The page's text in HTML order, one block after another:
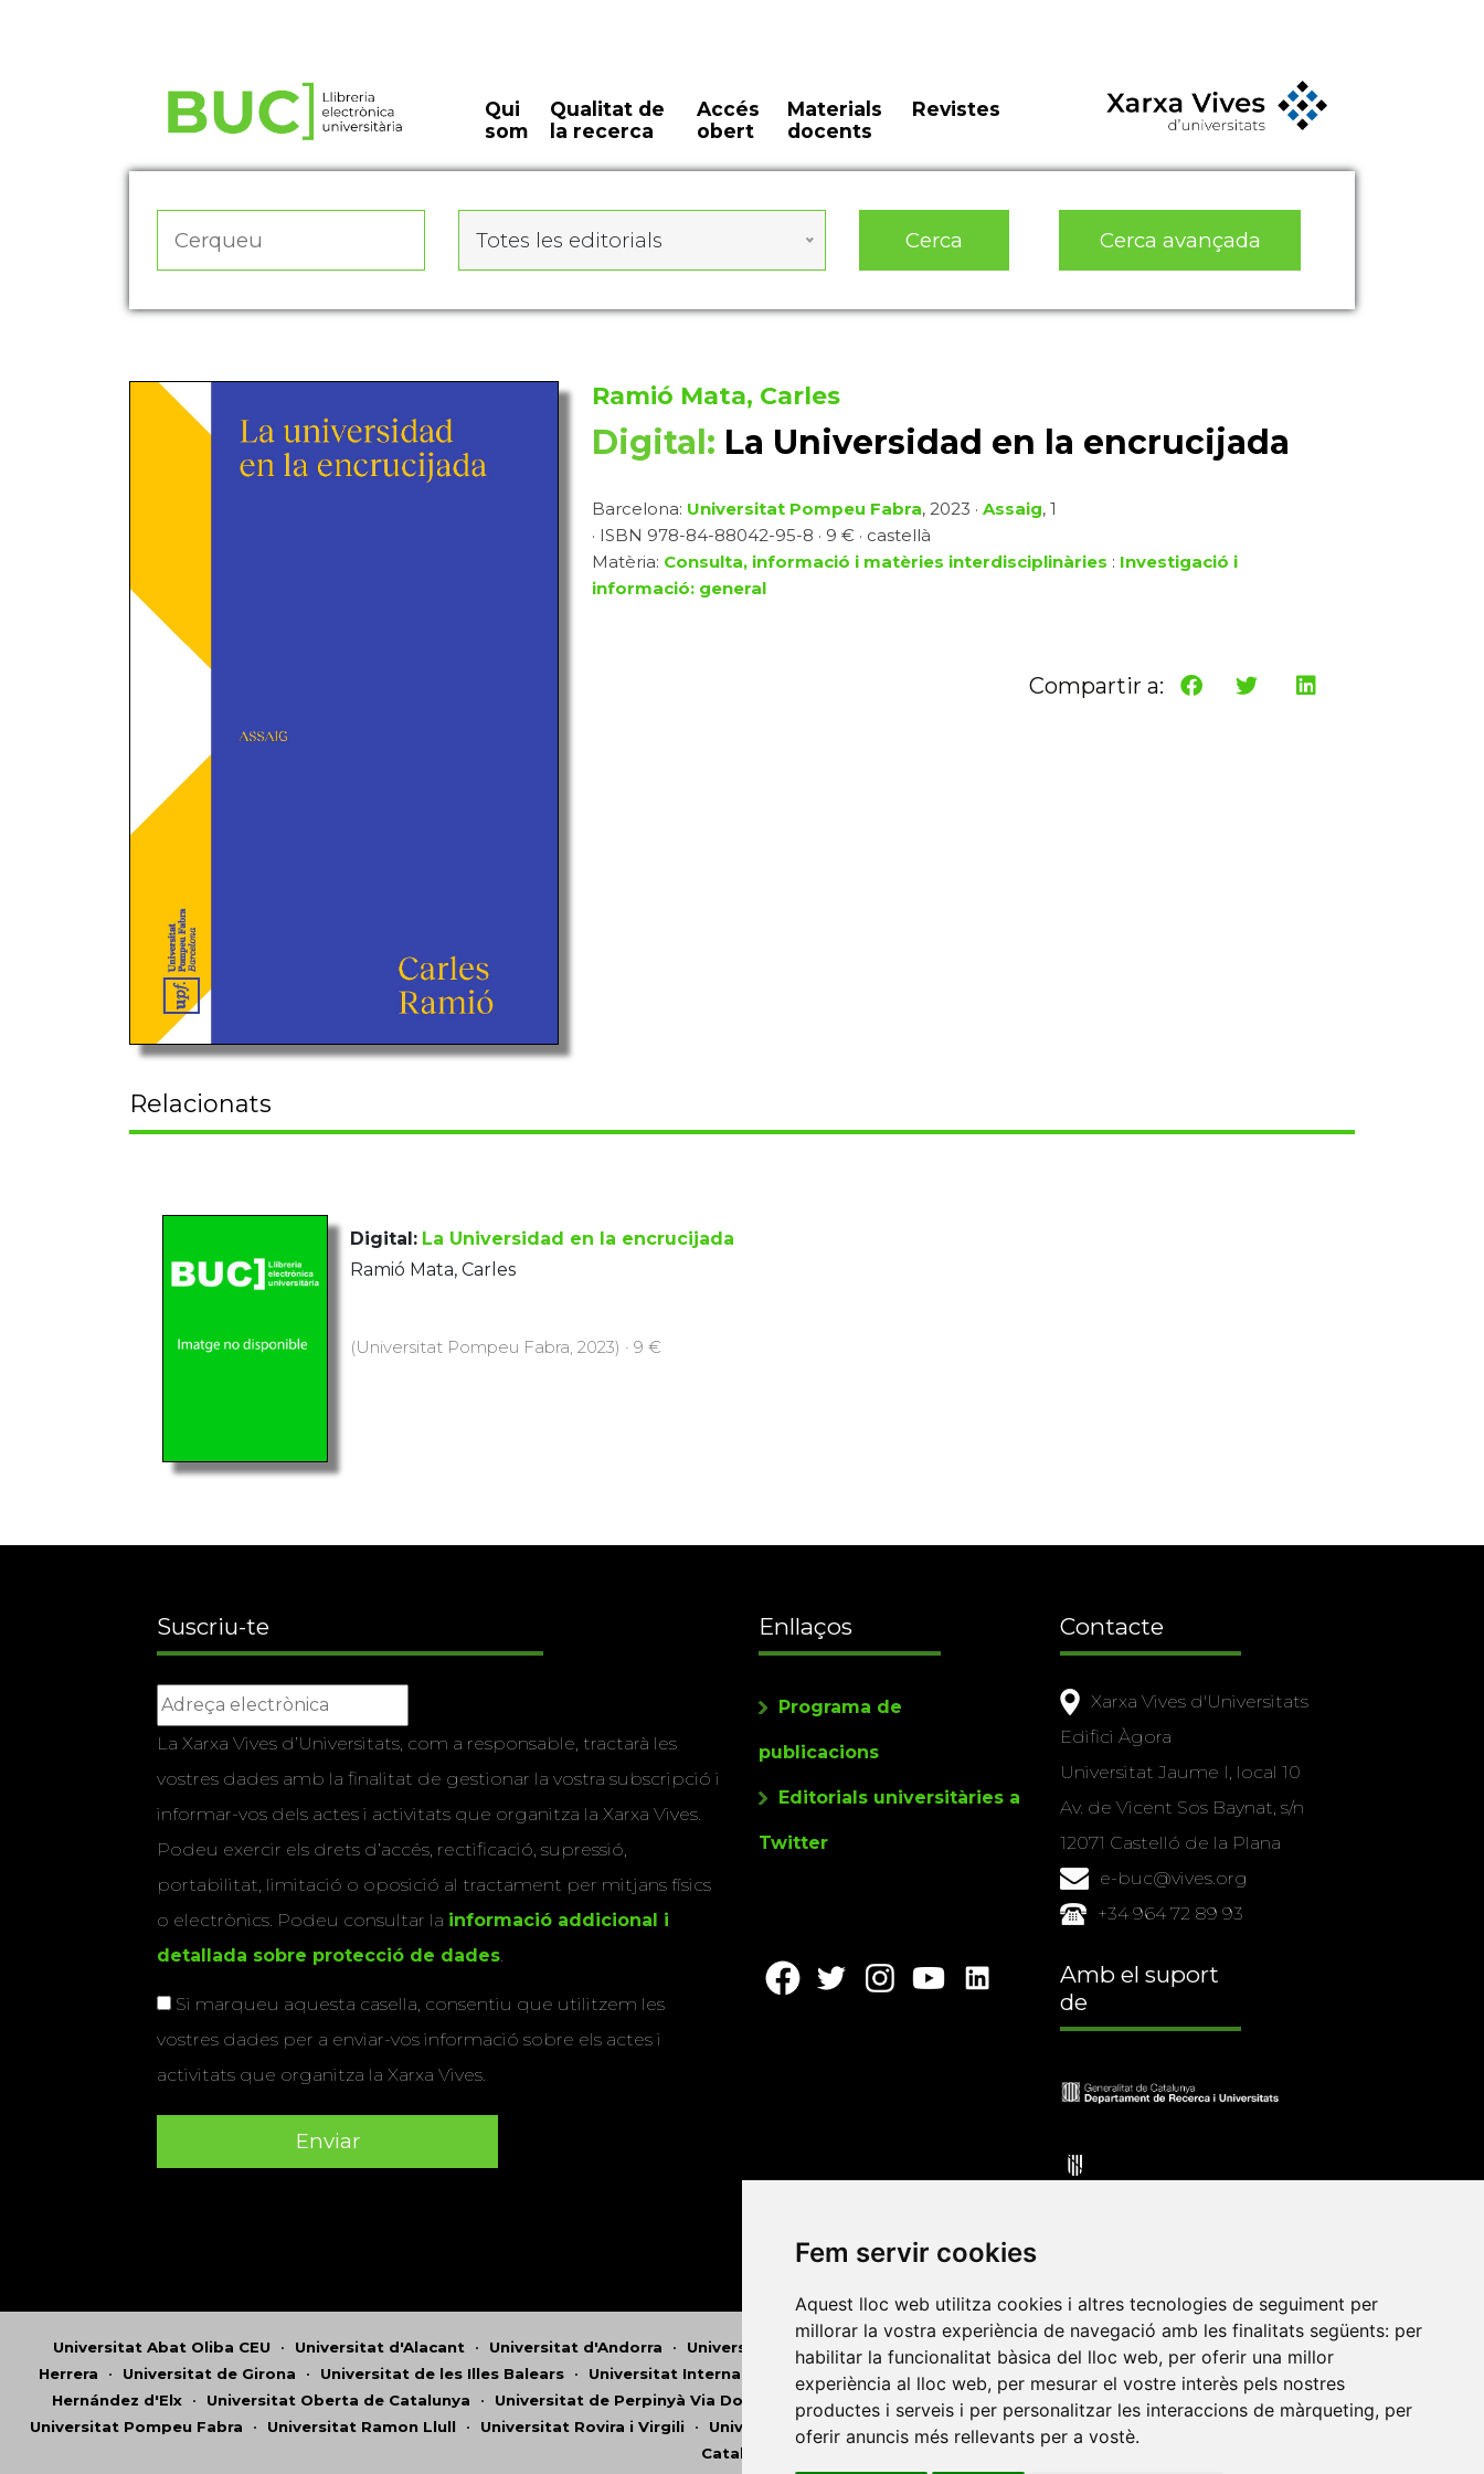
Fem servir cookies
Aquest lloc web utilitza cookies i altres tecnologies de seguiment per
millorar la vostra experiència de navegació amb les finalitats següents: per
habilitar la funcionalitat bàsica del lloc web, per oferir una millor
experiència al lloc web, per mesurar el vostre interès pels nostres
productes i serveis i per personalitzar les interaccions de màrqueting, per
oferir anuncis més rellevants per a vostè.
Qui
som
Qualitat de
la recerca
Accés
obert
Materials
docents
Revistes
Totes les editorials Cerca Cerca avançada
Ramió Mata, Carles
Digital: La Universidad en la encrucijada
Barcelona: Universitat Pompeu Fabra, 2023 · Assaig, 1
· ISBN 978-84-88042-95-8 · 9 € · castellà
Matèria: Consulta, informació i matèries interdisciplinàries : Investigació i
informació: general
Compartir a:
Relacionats
Digital: La Universidad en la encrucijada
Ramió Mata, Carles
(Universitat Pompeu Fabra, 2023) · 9 €
Suscriu-te
La Xarxa Vives d’Universitats, com a responsable, tractarà les
vostres dades amb la finalitat de gestionar la vostra subscripció i
informar-vos dels actes i activitats que organitza la Xarxa Vives.
Podeu exercir els drets d’accés, rectificació, supressió,
portabilitat, limitació o oposició al tractament per mitjans físics
o electrònics. Podeu consultar la informació addicional i
detallada sobre protecció de dades
Si marqueu aquesta casella, consentiu que utilitzem les
vostres dades per a enviar-vos informació sobre els actes i
activitats que organitza la Xarxa Vives.
Enllaços
Programa de
publicacions
Editorials universitàries a
Twitter
Contacte
Xarxa Vives d'Universitats
Edifici Àgora
Universitat Jaume I, local 10
Av. de Vicent Sos Baynat, s/n
12071 Castelló de la Plana
e-buc@vives.org
+34 964 72 89 93
Amb el suport
de
Universitat Abat Oliba CEU • Universitat d'Alacant • Universitat d'Andorra • Universitat Autònoma de Barcelona • Universitat de Barcelona •
Universitat CEU Cardenal
Herrera • Universitat de Girona • Universitat de les Illes Balears • Universitat Internacional de Catalunya • Universitat Jaume I Universitat de Lleida
Hernández d'Elx • Universitat Oberta de Catalunya • Universitat de Perpinyà Via Domitia Universitat Politècnica de Catalunya • Universitat Politècnica de València
Universitat Pompeu Fabra • Universitat Ramon Llull • Universitat Rovira i Virgili • Universitat de Sàsser • Universitat de València
Universitat de Vic - Universitat Central de
Catalunya